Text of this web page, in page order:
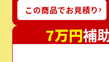
この商品でお見積り
7万円補